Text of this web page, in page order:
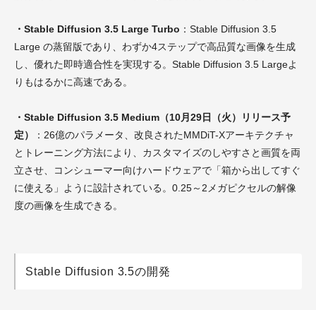
・Stable Diffusion 3.5 Large Turbo ：Stable Diffusion 3.5
Large の蒸留版であり、わずか4ステップで高品質な画像を生成
し、優れた即時適合性を実現する。Stable Diffusion 3.5 Largeよ
りもはるかに高速である。
・Stable Diffusion 3.5 Medium（10月29日（火）リリース予
定）
：26億のパラメータ、改良されたMMDiT-Xアーキテクチャ
とトレーニング方法により、カスタマイズのしやすさと画質を両
立させ、コンシューマー向けハードウェアで「箱から出してすぐ
に使える」ように設計されている。0.25～2メガピクセルの解像
度の画像を生成できる。
Stable Diffusion 3.5の開発